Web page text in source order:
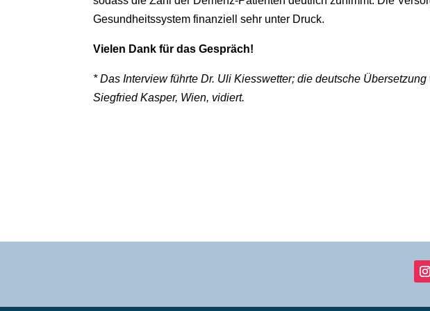
Gesundheitssystem finanziell sehr unter Druck.
Vielen Dank für das Gespräch!
* Das Interview führte Dr. Uli Kiesswetter; die deutsche
Siegfried Kasper, Wien, vidiert.